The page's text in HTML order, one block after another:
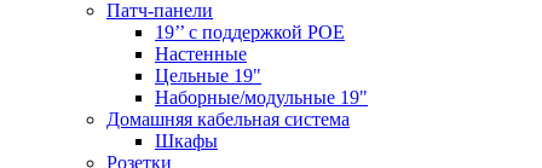
Патч-панели
19’’ с поддержкой POE
Настенные
Цельные 19"
Наборные/модульные 19"
Домашняя кабельная система
Шкафы
Розетки